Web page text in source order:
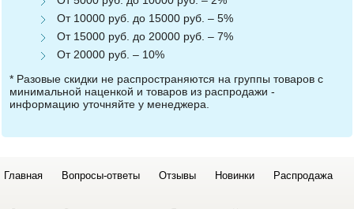
От 10000 руб. до 15000 руб. – 5%
От 15000 руб. до 20000 руб. – 7%
От 20000 руб. – 10%
* Разовые скидки не распространяются на группы товаров с
минимальной наценкой и товаров из распродажи -
информацию уточняйте у менеджера.
Главная Вопросы-ответы Отзывы Новинки Распродажа